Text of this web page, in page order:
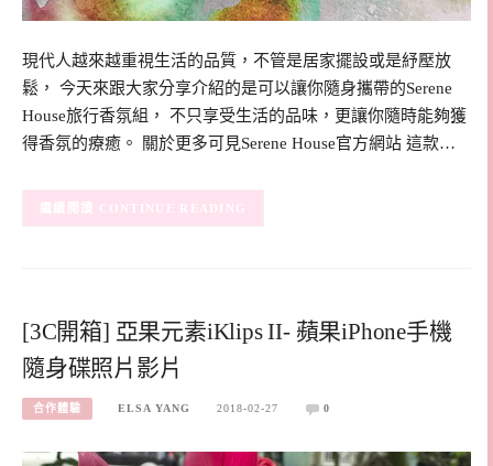
現代人越來越重視生活的品質，不管是居家擺設或是紓壓放
鬆， 今天來跟大家分享介紹的是可以讓你隨身攜帶的Serene
House旅行香氛組， 不只享受生活的品味，更讓你隨時能夠獲
得香氛的療癒。 關於更多可見Serene House官方網站 這款…
CONTINUE READING
[3C開箱] 亞果元素iKlips II- 蘋果iPhone手機
隨身碟照片影片
合作體驗 ELSA YANG 2018-02-27 0